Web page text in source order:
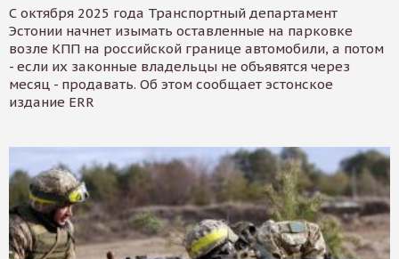
С октября 2025 года Транспортный департамент
Эстонии начнет изымать оставленные на парковке
возле КПП на российской границе автомобили, а потом
- если их законные владельцы не объявятся через
месяц - продавать. Об этом сообщает эстонское
издание ERR